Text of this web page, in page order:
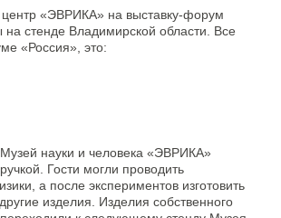
«ЭВРИКА» на выставку-форум
стенде Владимирской области. Все
«Россия», это:
науки и человека «ЭВРИКА»
Гости могли проводить
а после экспериментов изготовить
изделия. Изделия собственного